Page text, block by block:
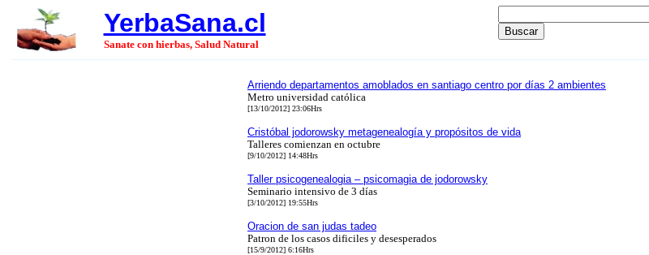
YerbaSana.cl
Sanate con hierbas, Salud Natural
Arriendo departamentos amoblados en santiago centro por días 2 ambientes
Metro universidad católica
[13/10/2012] 23:06Hrs
Cristóbal jodorowsky metagenealogía y propósitos de vida
Talleres comienzan en octubre
[9/10/2012] 14:48Hrs
Taller psicogenealogia – psicomagia de jodorowsky
Seminario intensivo de 3 días
[3/10/2012] 19:55Hrs
Oracion de san judas tadeo
Patron de los casos dificiles y desesperados
[15/9/2012] 6:16Hrs